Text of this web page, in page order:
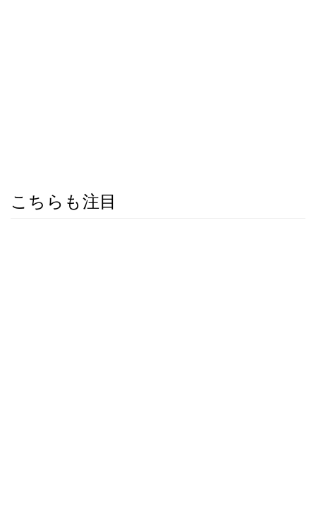
こちらも注目